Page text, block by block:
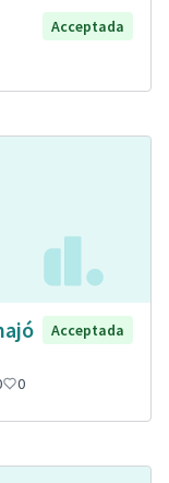
Acceptada
Acceptada
0